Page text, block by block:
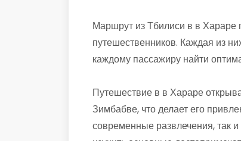
Маршрут из Тбилиси в в Хараре
путешественников. Каждая из
каждому пассажиру найти
Путешествие в в Хараре
Зимбабве, что делает его
современные развлечения, так